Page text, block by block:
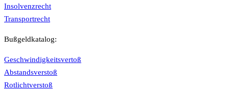
Insolvenzrecht
Transportrecht
Bußgeldkatalog:
Geschwindigkeitsvertoß
Abstandsverstoß
Rotlichtverstoß